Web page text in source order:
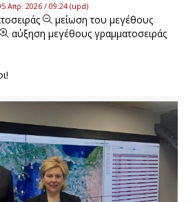
Απρ. 2026 / 09:24 (upd)
μείωση του μεγέθους
αύξηση μεγέθους γραμματοσειράς